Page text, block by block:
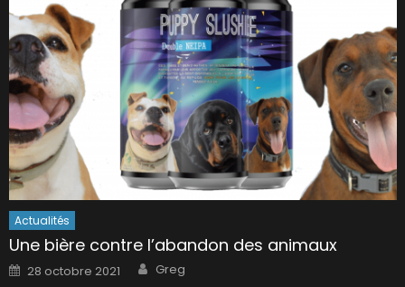
Actualités
Une bière contre l’abandon des animaux
Posted
on
28 octobre 2021 Author
Greg